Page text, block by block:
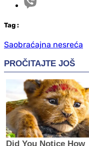
Tag :
Saobraćajna nesreća